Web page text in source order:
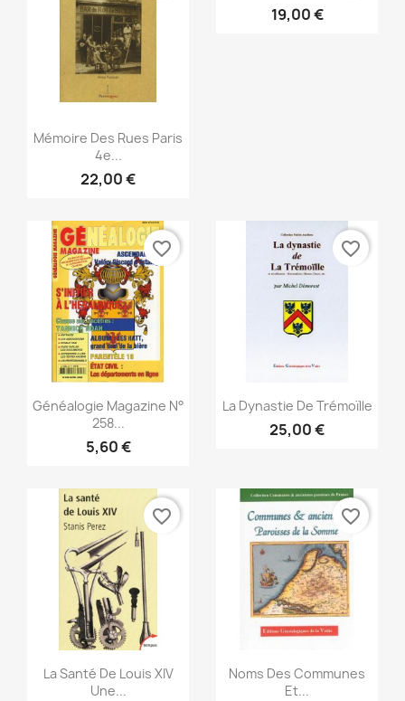
 Snabbvy
Mémoire Des Rues Paris
4e...
22,00 €
19,00 €
Snabbvy
Généalogie Magazine N°
258...
5,60 €
favorite_border
Snabbvy
La Dynastie De Trémoïlle
25,00 €
favorite_border
Snabbvy
La Santé De Louis XIV
Une...
favorite_border
Snabbvy
Noms Des Communes
Et...
favorite_border